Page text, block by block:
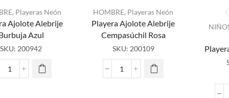
, Playeras Neón
Ajolote Alebrije
Azul
SKU: 200942
Playera
HOMBRE, Playeras Neón
Playera Ajolote Alebrije
Cempasúchil Rosa
SKU: 200109
Playera